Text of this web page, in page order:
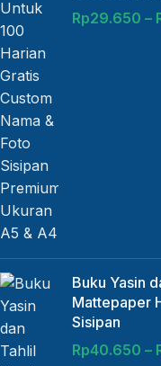
Rp29.650 –
Buku Yasin
Mattepaper
Sisipan
Rp40.650 –